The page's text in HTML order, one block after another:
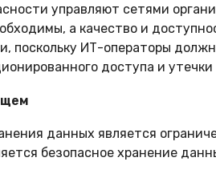
управляют сетями
а качество и
поскольку ИТ-операторы
доступа и
данных является
безопасное хранение